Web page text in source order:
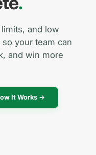
limits, and low
your team can
and win more
It Works →